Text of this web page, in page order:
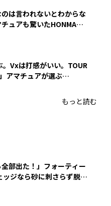
のは言われないとわからな
ュアも驚いたHONMA
。Vxは打感がいい。TOUR
アマチュアが選ぶ
もっと読む
全部出た！」フォーティー
ッジなら砂に刺さらず脱出